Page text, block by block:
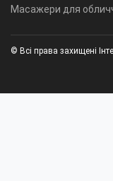
Масажери для
© Всі права захищені